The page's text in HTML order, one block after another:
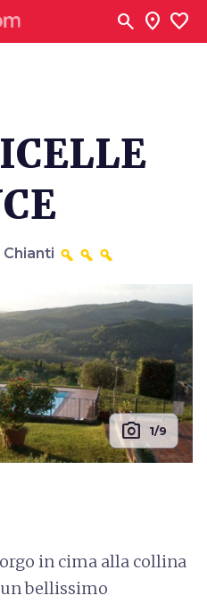
search location_on favorite
Chianti
photo_camera 1/9
in cima alla collina
bellissimo